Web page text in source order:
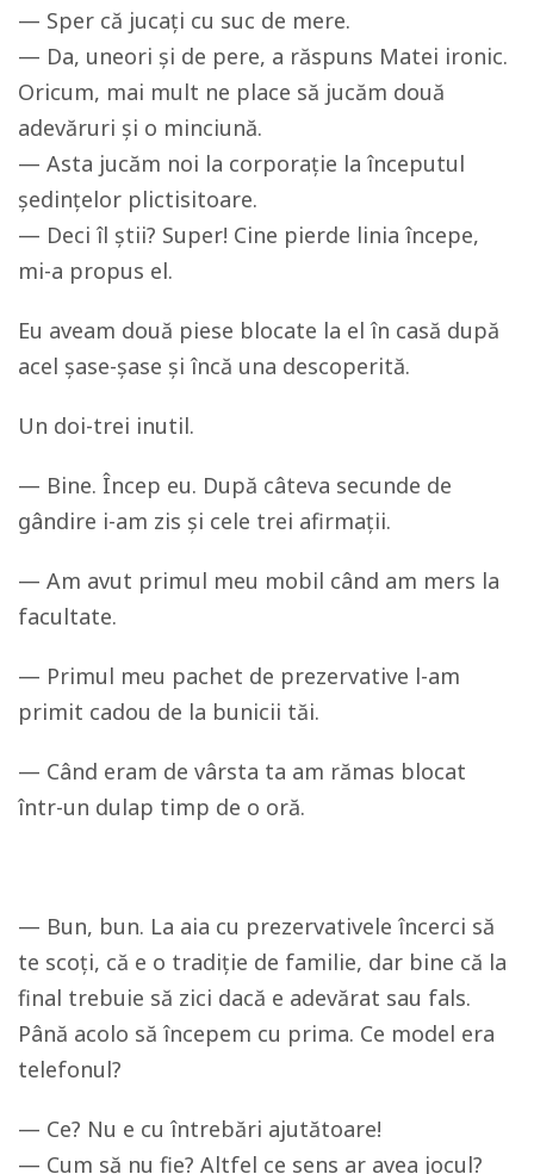
— Sper că jucați cu suc de mere.
— Da, uneori și de pere, a răspuns Matei ironic.
Oricum, mai mult ne place să jucăm două
adevăruri și o minciună.
— Asta jucăm noi la corporație la începutul
ședințelor plictisitoare.
— Deci îl știi? Super! Cine pierde linia începe,
mi-a propus el.
Eu aveam două piese blocate la el în casă după
acel șase-șase și încă una descoperită.
Un doi-trei inutil.
— Bine. Încep eu. După câteva secunde de
gândire i-am zis și cele trei afirmații.
— Am avut primul meu mobil când am mers la
facultate.
— Primul meu pachet de prezervative l-am
primit cadou de la bunicii tăi.
— Când eram de vârsta ta am rămas blocat
într-un dulap timp de o oră.
— Bun, bun. La aia cu prezervativele încerci să
te scoți, că e o tradiție de familie, dar bine că la
final trebuie să zici dacă e adevărat sau fals.
Până acolo să începem cu prima. Ce model era
telefonul?
— Ce? Nu e cu întrebări ajutătoare!
— Cum să nu fie? Altfel ce sens ar avea jocul?